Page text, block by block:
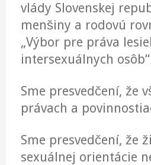
vlády Slovenskej
menšiny a rodovú
„Výbor pre práva
intersexuálnych
Sme presvedčení, že
právach a
Sme presvedčení, že
sexuálnej orientácie